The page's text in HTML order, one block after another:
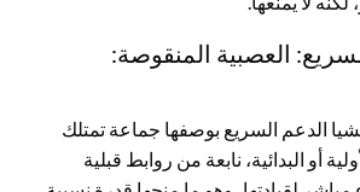
العصبية المنقوصة:
الدعم السريع بوصفها جماعة تمتلك
أو البدائية، نابعة من روابط قبلية